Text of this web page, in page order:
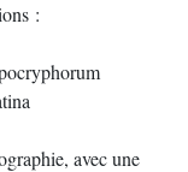
:
avec une